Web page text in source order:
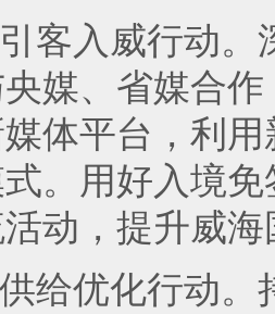
客入威行动
媒、省媒合
体平台，利
。用好入境
动，提升威
给优化行动